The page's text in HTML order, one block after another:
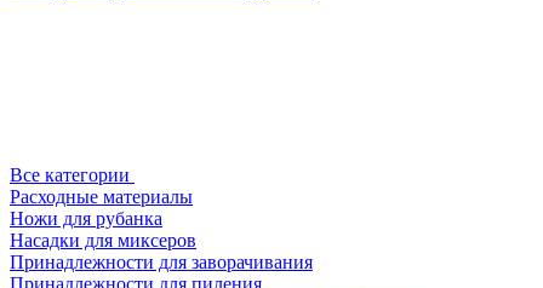
Все категории
Расходные материалы
Ножи для рубанка
Насадки для миксеров
Принадлежности для заворачивания
Принадлежности для пиления